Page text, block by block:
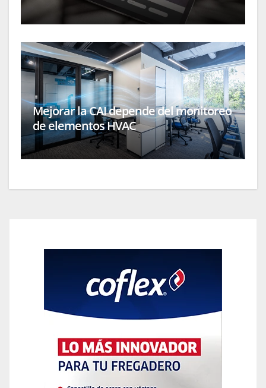
Mejorar la CAI depende del monitoreo
de elementos HVAC